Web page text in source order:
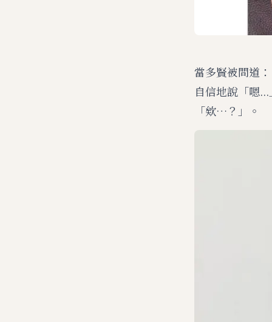
當多賢被問道
自信地說「嗯
「欸…？」。